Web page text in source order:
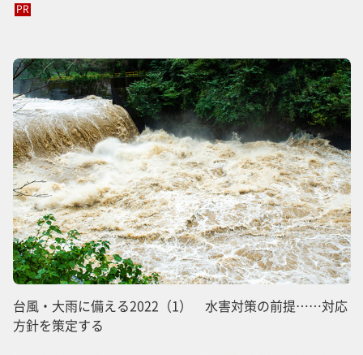
PR
台風・大雨に備える2022（1） 水害対策の前提……対応
方針を策定する